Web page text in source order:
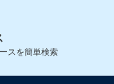
スを簡単検索